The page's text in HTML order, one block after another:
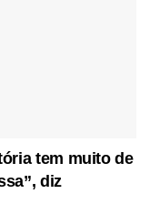
tem muito de
diz